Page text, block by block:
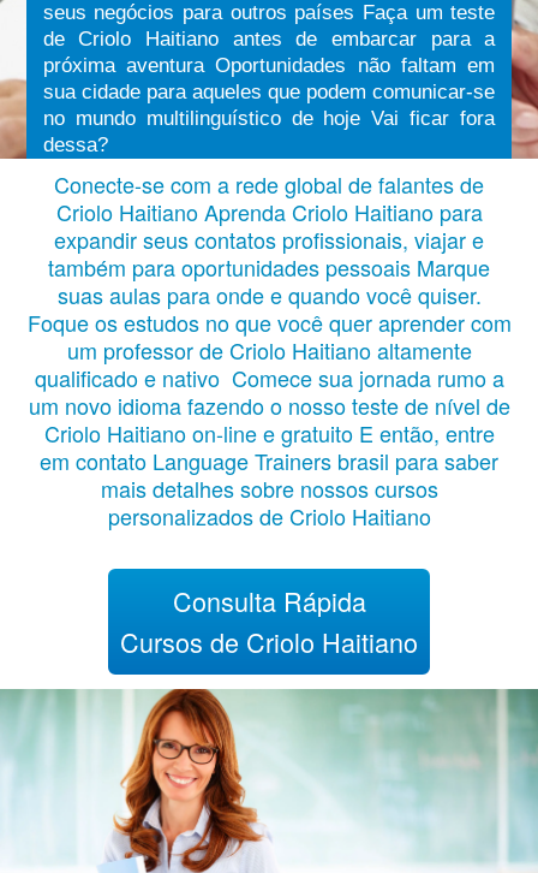
seus negócios para outros países Faça um teste
de Criolo Haitiano antes de embarcar para a
próxima aventura Oportunidades não faltam em
sua cidade para aqueles que podem comunicar-se
no mundo multilinguístico de hoje Vai ficar fora
dessa?
Conecte-se com a rede global de falantes de
Criolo Haitiano Aprenda Criolo Haitiano para
expandir seus contatos profissionais, viajar e
também para oportunidades pessoais Marque
suas aulas para onde e quando você quiser.
Foque os estudos no que você quer aprender com
um professor de Criolo Haitiano altamente
qualificado e nativo Comece sua jornada rumo a
um novo idioma fazendo o nosso teste de nível de
Criolo Haitiano on-line e gratuito E então, entre
em contato Language Trainers brasil para saber
mais detalhes sobre nossos cursos
personalizados de Criolo Haitiano
Consulta Rápida
Cursos de Criolo Haitiano